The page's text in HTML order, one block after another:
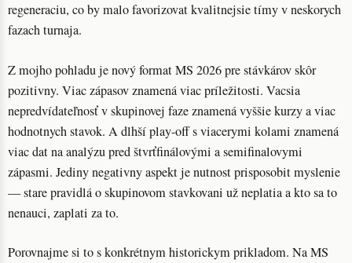
regeneraciu, co by malo favorizovat kvalitnejsie tímy v neskorych
fazach turnaja.
Z mojho pohladu je nový format MS 2026 pre stávkárov skôr
pozitivny. Viac zápasov znamená viac príležitosti. Vacsia
nepredvídateľnosť v skupinovej faze znamená vyššie kurzy a viac
hodnotnych stavok. A dlhší play-off s viacerymi kolami znamená
viac dat na analýzu pred štvrťfinálovými a semifinalovymi
zápasmi. Jediny negativny aspekt je nutnost prisposobit myslenie
— stare pravidlá o skupinovom stavkovani už neplatia a kto sa to
nenauci, zaplati za to.
Porovnajme si to s konkrétnym historickym prikladom. Na MS